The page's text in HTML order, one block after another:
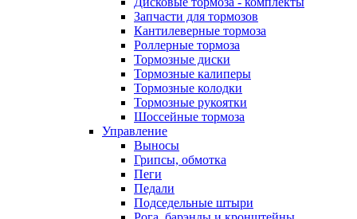
Запчасти для тормозов
Кантилеверные тормоза
Роллерные тормоза
Тормозные диски
Тормозные калиперы
Тормозные колодки
Тормозные рукоятки
Шоссейные тормоза
Управление
Выносы
Грипсы, обмотка
Пеги
Педали
Подседельные штыри